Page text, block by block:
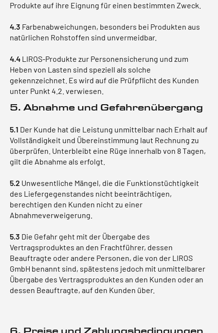
Produkte auf ihre Eignung für einen bestimmten Zweck.
4.3 Farbenabweichungen, besonders bei Produkten aus
natürlichen Rohstoffen sind unvermeidbar.
4.4 LIROS-Produkte zur Personensicherung und zum
Heben von Lasten sind speziell als solche
gekennzeichnet. Es wird auf die Prüfpflicht des Kunden
unter Punkt 4.2. verwiesen.
5. Abnahme und Gefahrenübergang
5.1 Der Kunde hat die Leistung unmittelbar nach Erhalt auf
Vollständigkeit und Übereinstimmung laut Rechnung zu
überprüfen. Unterbleibt eine Rüge innerhalb von 8 Tagen,
gilt die Abnahme als erfolgt.
5.2 Unwesentliche Mängel, die die Funktionstüchtigkeit
des Liefergegenstandes nicht beeinträchtigen,
berechtigen den Kunden nicht zu einer
Abnahmeverweigerung.
5.3 Die Gefahr geht mit der Übergabe des
Vertragsproduktes an den Frachtführer, dessen
Beauftragte oder andere Personen, die von der LIROS
GmbH benannt sind, spätestens jedoch mit unmittelbarer
Übergabe des Vertragsproduktes an den Kunden oder an
dessen Beauftragte, auf den Kunden über.
6. Preise und Zahlungsbedingungen